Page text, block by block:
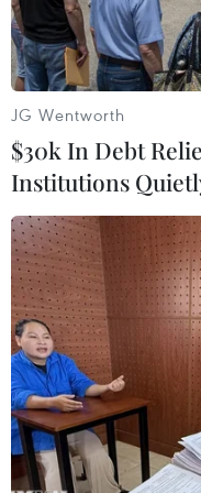
chính trị.
Đồng
Các nhà kinh tế
kinh tế mới sau
khả năng khiến
trọng hơn trong
JG Wentworth
$30k In Debt
Institutions